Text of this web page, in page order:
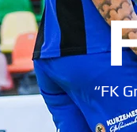
“FK